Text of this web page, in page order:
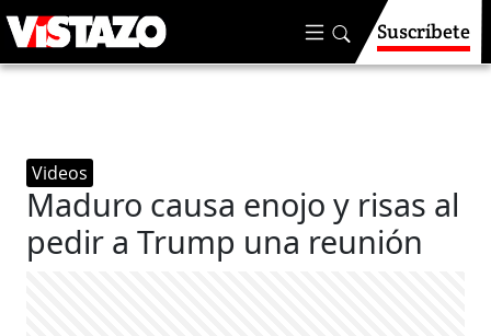
Suscríbete
Videos
Maduro causa enojo y risas al
pedir a Trump una reunión